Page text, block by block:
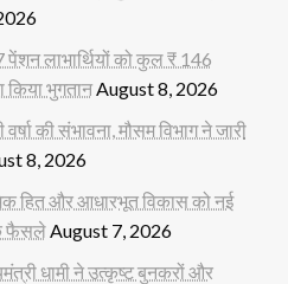
लाभार्थियों को कुल ₹ 146
किया भुगतान August 8, 2026
की संभावना, मौसम विभाग ने जारी
8, 2026
हित और आधारभूत विकास को नई
फैसले August 7, 2026
धामी ने उत्कृष्ट बुनकरों और